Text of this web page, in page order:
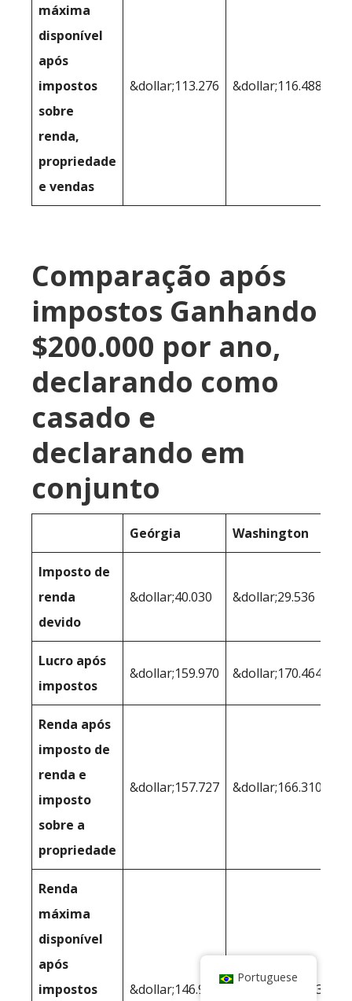
máxima
disponível
após
impostos
sobre
renda,
propriedade
e vendas
&dollar;113.276 &dollar;116.488
Comparação após
impostos Ganhando
$200.000 por ano,
declarando como
casado e
declarando em
conjunto
Geórgia Washington
Imposto de
renda
devido
&dollar;40.030 &dollar;29.536
Lucro após
impostos
&dollar;159.970 &dollar;170.464
Renda após
imposto de
renda e
imposto
sobre a
propriedade
&dollar;157.727 &dollar;166.310
Renda
máxima
disponível
após
impostos
&dollar;146.928 &dollar;152,173
Portuguese